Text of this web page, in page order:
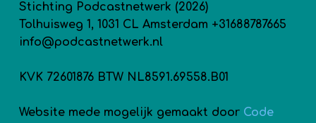
Stichting Podcastnetwerk (2026)
Tolhuisweg 1, 1031 CL Amsterdam +31688787665
info@podcastnetwerk.nl
KVK 72601876 BTW NL8591.69558.B01
Website mede mogelijk gemaakt door Code